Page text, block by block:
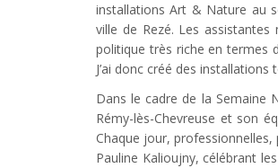
installations Art & Nature au
ville de Rezé. Les
politique très riche en termes
J’ai donc créé des
Dans le cadre de la Semaine
Rémy-lès-Chevreuse et son
Chaque jour,
Pauline Kalioujny, célébrant